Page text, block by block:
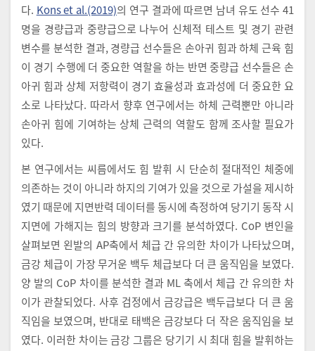
다. Kons et al.(2019)의 연구 결과에 따르면 남녀 유도 선수 41
명을 경량급과 중량급으로 나누어 신체적 테스트 및 경기 관련
변수를 분석한 결과, 경량급 선수들은 손아귀 힘과 하체 근육 힘
이 경기 수행에 더 중요한 역할을 하는 반면 중량급 선수들은 손
아귀 힘과 상체 저항력이 경기 효율성과 효과성에 더 중요한 요
소로 나타났다. 따라서 향후 연구에서는 하체 근력뿐만 아니라
손아귀 힘에 기여하는 상체 근력의 역할도 함께 조사할 필요가
있다.
본 연구에서는 씨름에서도 힘 발휘 시 단순히 절대적인 체중에
의존하는 것이 아니라 하지의 기여가 있을 것으로 가설을 제시하
였기 때문에 지면반력 데이터를 동시에 측정하여 당기기 동작 시
지면에 가해지는 힘의 방향과 크기를 분석하였다. CoP 변인을
살펴보면 왼발의 AP축에서 체급 간 유의한 차이가 나타났으며,
금강 체급이 가장 무거운 백두 체급보다 더 큰 움직임을 보였다.
양 발의 CoP 차이를 분석한 결과 ML 축에서 체급 간 유의한 차
이가 관찰되었다. 사후 검정에서 금강급은 백두급보다 더 큰 움
직임을 보였으며, 반대로 태백은 금강보다 더 작은 움직임을 보
였다. 이러한 차이는 금강 그룹은 당기기 시 최대 힘을 발휘하는